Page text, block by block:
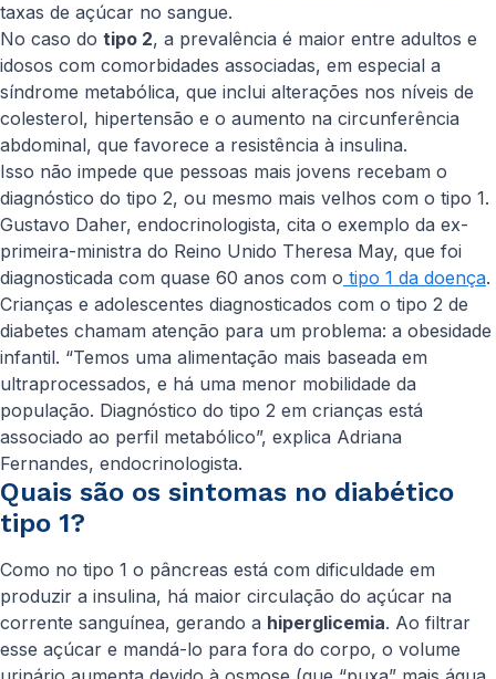
taxas de açúcar no sangue.
No caso do tipo 2, a prevalência é maior entre adultos e
idosos com comorbidades associadas, em especial a
síndrome metabólica, que inclui alterações nos níveis de
colesterol, hipertensão e o aumento na circunferência
abdominal, que favorece a resistência à insulina.
Isso não impede que pessoas mais jovens recebam o
diagnóstico do tipo 2, ou mesmo mais velhos com o tipo 1.
Gustavo Daher, endocrinologista, cita o exemplo da ex-
primeira-ministra do Reino Unido Theresa May, que foi
diagnosticada com quase 60 anos com o tipo 1 da doença.
Crianças e adolescentes diagnosticados com o tipo 2 de
diabetes chamam atenção para um problema: a obesidade
infantil. “Temos uma alimentação mais baseada em
ultraprocessados, e há uma menor mobilidade da
população. Diagnóstico do tipo 2 em crianças está
associado ao perfil metabólico”, explica Adriana
Fernandes, endocrinologista.
Quais são os sintomas no diabético
tipo 1?
Como no tipo 1 o pâncreas está com dificuldade em
produzir a insulina, há maior circulação do açúcar na
corrente sanguínea, gerando a hiperglicemia. Ao filtrar
esse açúcar e mandá-lo para fora do corpo, o volume